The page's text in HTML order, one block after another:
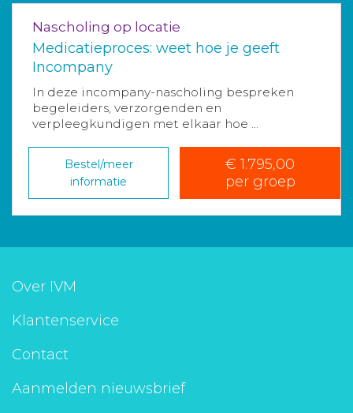
Nascholing op locatie
Medicatieproces: weet hoe je geeft
Incompany
In deze incompany-nascholing bespreken
begeleiders, verzorgenden en
verpleegkundigen met elkaar hoe ...
Bestel/meer
informatie
€ 1.795,00
per groep
Over IVM
Klantenservice
Contact
Aanmelden nieuwsbrief